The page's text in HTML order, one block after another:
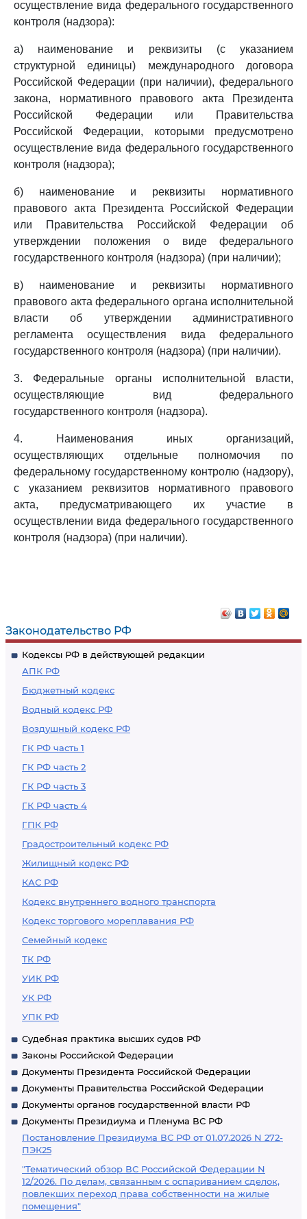
Законодательство РФ
Кодексы РФ в действующей редакции
АПК РФ
Бюджетный кодекс
Водный кодекс РФ
Воздушный кодекс РФ
ГК РФ часть 1
ГК РФ часть 2
ГК РФ часть 3
ГК РФ часть 4
ГПК РФ
Градостроительный кодекс РФ
Жилищный кодекс РФ
КАС РФ
Кодекс внутреннего водного транспорта
Кодекс торгового мореплавания РФ
Семейный кодекс
ТК РФ
УИК РФ
УК РФ
УПК РФ
Судебная практика высших судов РФ
Законы Российской Федерации
Документы Президента Российской Федерации
Документы Правительства Российской Федерации
Документы органов государственной власти РФ
Документы Президиума и Пленума ВС РФ
Постановление Президиума ВС РФ от 01.07.2026 N 272-
ПЭК25
"Тематический обзор ВС Российской Федерации N
12/2026. По делам, связанным с оспариванием сделок,
повлекших переход права собственности на жилые
помещения"
осуществление вида федерального государственного
контроля (надзора):
а) наименование и реквизиты (с указанием
структурной единицы) международного договора
Российской Федерации (при наличии), федерального
закона, нормативного правового акта Президента
Российской Федерации или Правительства
Российской Федерации, которыми предусмотрено
осуществление вида федерального государственного
контроля (надзора);
б) наименование и реквизиты нормативного
правового акта Президента Российской Федерации
или Правительства Российской Федерации об
утверждении положения о виде федерального
государственного контроля (надзора) (при наличии);
в) наименование и реквизиты нормативного
правового акта федерального органа исполнительной
власти об утверждении административного
регламента осуществления вида федерального
государственного контроля (надзора) (при наличии).
3. Федеральные органы исполнительной власти,
осуществляющие вид федерального
государственного контроля (надзора).
4. Наименования иных организаций,
осуществляющих отдельные полномочия по
федеральному государственному контролю (надзору),
с указанием реквизитов нормативного правового
акта, предусматривающего их участие в
осуществлении вида федерального государственного
контроля (надзора) (при наличии).